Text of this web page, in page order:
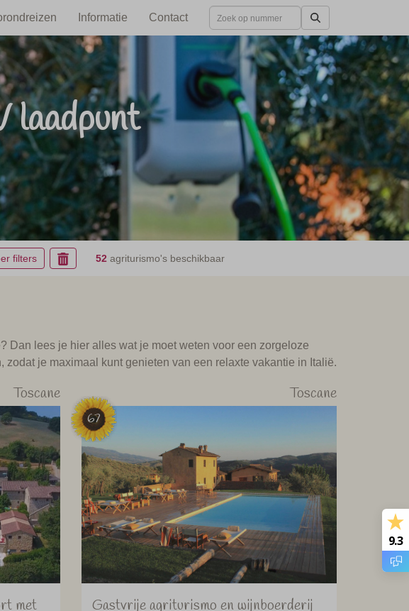
Informatie Contact
laadpunt
filters 52 agriturismo's beschikbaar
Dan lees je hier alles wat je moet weten voor een zorgeloze
je maximaal kunt genieten van een relaxte vakantie in Italië.
Toscane
met
Toscane
67
Gastvrije agriturismo en wijnboerderij
9.3